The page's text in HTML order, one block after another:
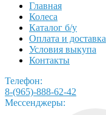
Главная
Колеса
Каталог б/у
Оплата и доставка
Условия выкупа
Контакты
Телефон:
8-(965)-888-62-42
Мессенджеры: